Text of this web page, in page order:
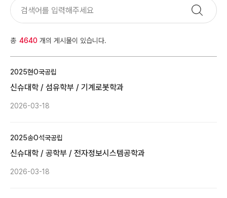
총 4640 개의 게시물이 있습니다.
2025현O국공립
신슈대학 / 섬유학부 / 기계로봇학과
2026-03-18
2025송O석국공립
신슈대학 / 공학부 / 전자정보시스템공학과
2026-03-18